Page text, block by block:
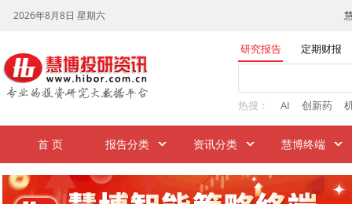
研究报告 定期财报
热搜： AI 创新药
首 页 报告分类 资讯分类 慧博终端